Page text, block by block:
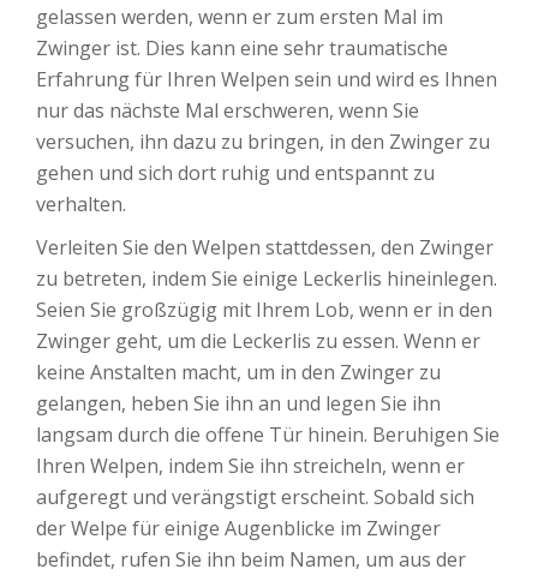
gelassen werden, wenn er zum ersten Mal im
Zwinger ist. Dies kann eine sehr traumatische
Erfahrung für Ihren Welpen sein und wird es Ihnen
nur das nächste Mal erschweren, wenn Sie
versuchen, ihn dazu zu bringen, in den Zwinger zu
gehen und sich dort ruhig und entspannt zu
verhalten.
Verleiten Sie den Welpen stattdessen, den Zwinger
zu betreten, indem Sie einige Leckerlis hineinlegen.
Seien Sie großzügig mit Ihrem Lob, wenn er in den
Zwinger geht, um die Leckerlis zu essen. Wenn er
keine Anstalten macht, um in den Zwinger zu
gelangen, heben Sie ihn an und legen Sie ihn
langsam durch die offene Tür hinein. Beruhigen Sie
Ihren Welpen, indem Sie ihn streicheln, wenn er
aufgeregt und verängstigt erscheint. Sobald sich
der Welpe für einige Augenblicke im Zwinger
befindet, rufen Sie ihn beim Namen, um aus der